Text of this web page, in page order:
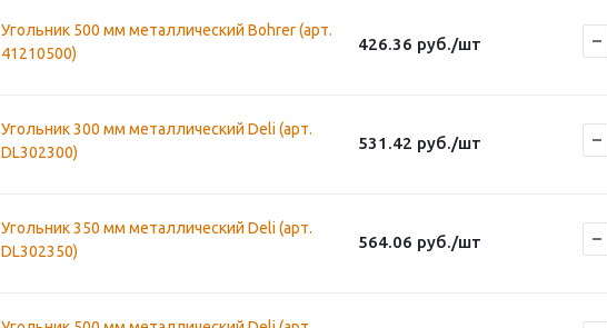
Угольник 500 мм металлический Bohrer (арт.
41210500)
426.36 руб./шт
Угольник 300 мм металлический Deli (арт.
DL302300)
531.42 руб./шт
Угольник 350 мм металлический Deli (арт.
DL302350)
564.06 руб./шт